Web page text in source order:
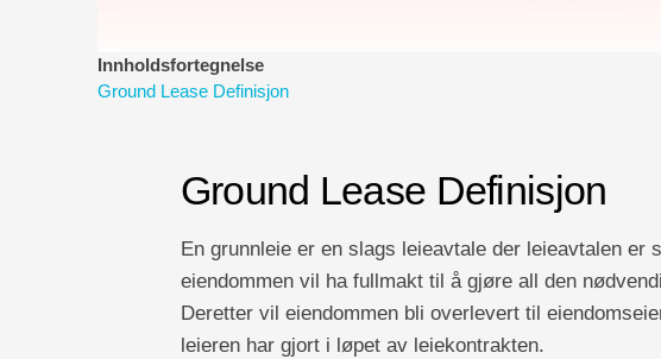
Innholdsfortegnelse
Ground Lease Definisjon
Ground Lease Definisjon
En grunnleie er en slags leieavtale der leieavtalen er
eiendommen vil ha fullmakt til å gjøre all den
Deretter vil eiendommen bli overlevert til
leieren har gjort i løpet av leiekontrakten.